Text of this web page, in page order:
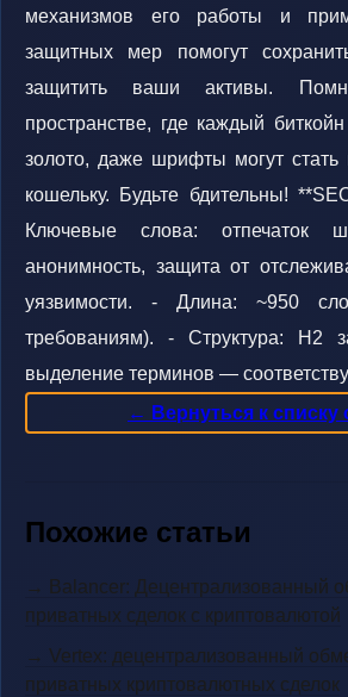
механизмов его работы и
защитных мер помогут
защитить ваши активы.
пространстве, где каждый
золото, даже шрифты могут
кошельку. Будьте бдительны!
Ключевые слова: отпечаток
анонимность, защита от
уязвимости. - Длина: ~950
требованиям). - Структура: H2
выделение терминов —
← Вернуться к списку
Похожие статьи
→ Balancer: Децентрализованный
приватных сделок с криптовалютой
→ Vertex: децентрализованный
приватных криптовалютных сделок